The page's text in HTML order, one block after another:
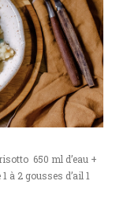
650 ml d’eau +
à 2 gousses d’ail 1